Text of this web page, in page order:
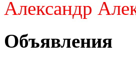
Александр
Объявления